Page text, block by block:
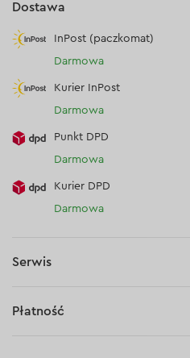
Dostawa
InPost (paczkomat)
Darmowa
Kurier InPost
Darmowa
Punkt DPD
Darmowa
Kurier DPD
Darmowa
Serwis
Płatność